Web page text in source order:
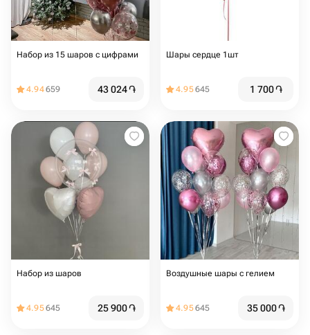
Набор из 15 шаров с цифрами
4.94659 43 024֏
Шары сердце 1шт
4.95645 1 700֏
Набор из шаров
4.95645 25 900֏
Воздушные шары с гелием
4.95645 35 000֏